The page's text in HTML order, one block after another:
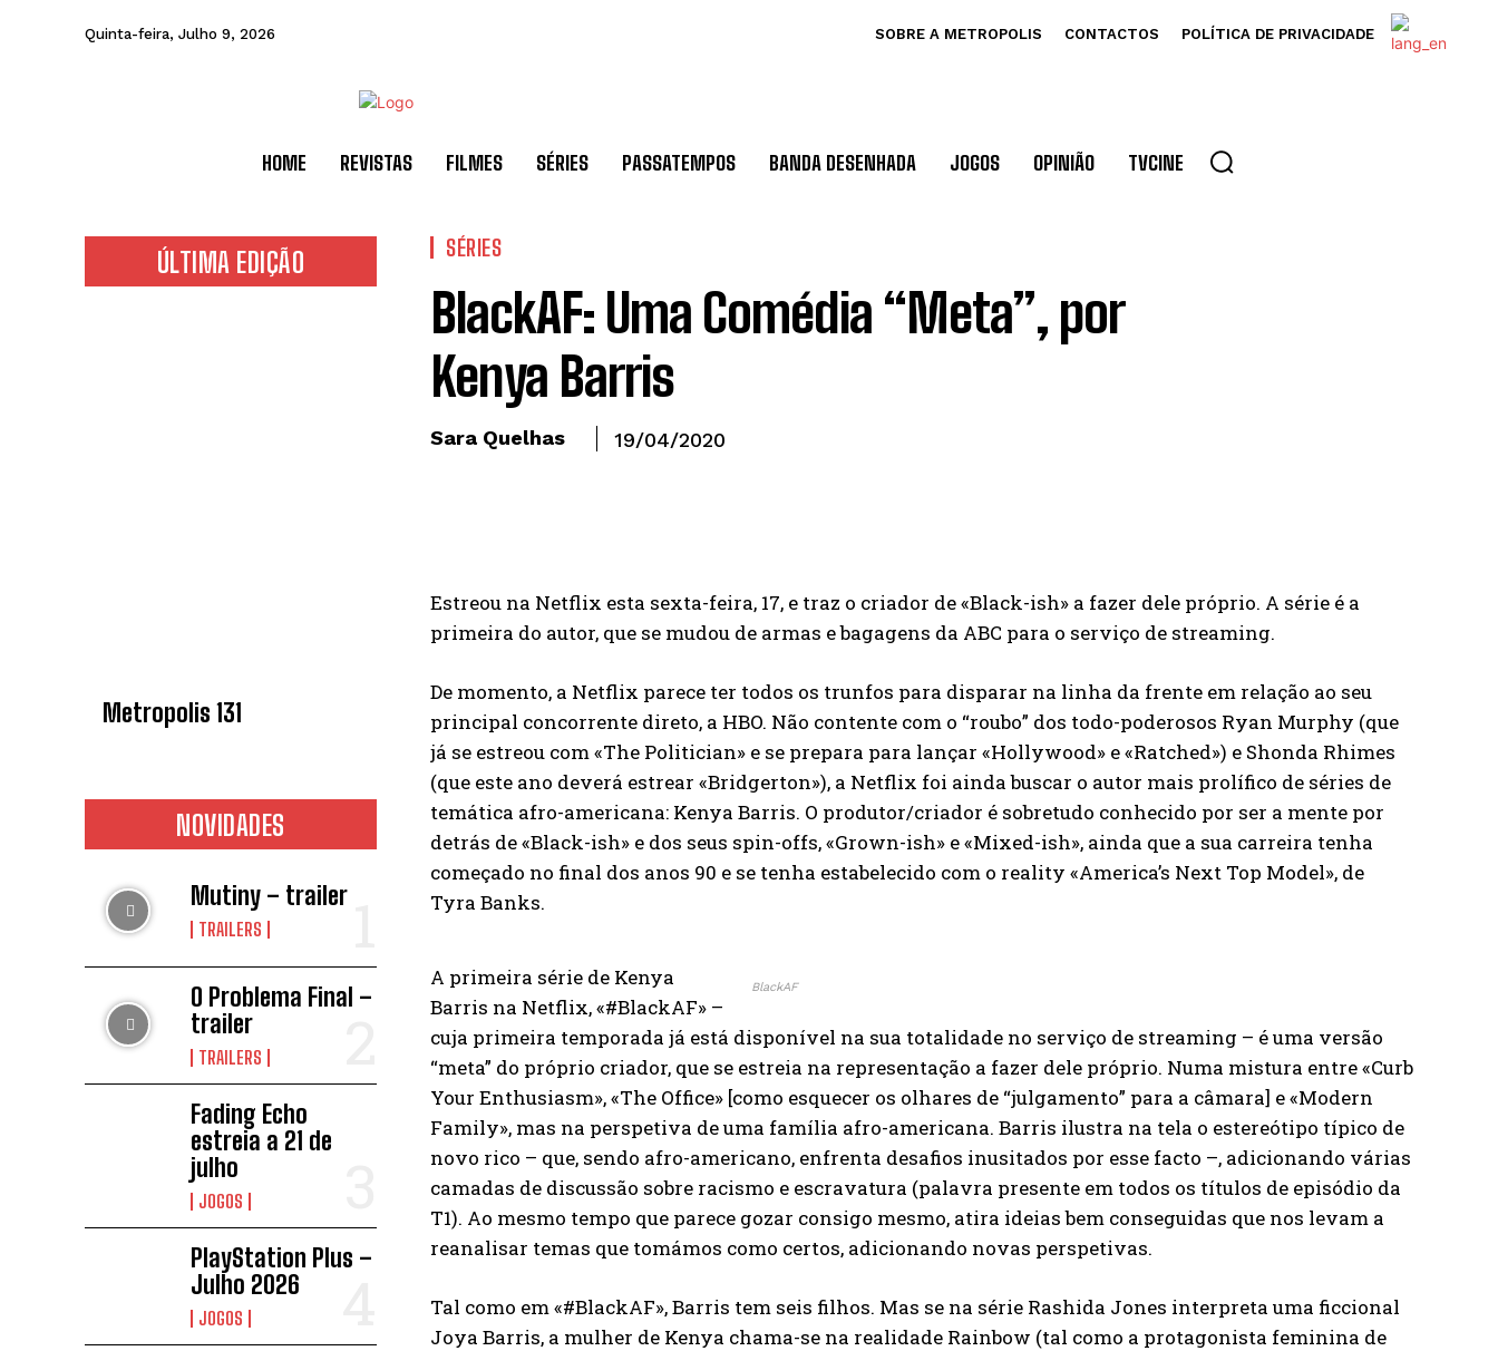
Quinta-feira, Julho 9, 2026 SOBRE A METROPOLIS CONTACTOS POLÍTICA DE PRIVACIDADE
HOME REVISTAS FILMES SÉRIES PASSATEMPOS BANDA DESENHADA JOGOS OPINIÃO TVCINE
ÚLTIMA EDIÇÃO
Metropolis 131
NOVIDADES
Mutiny – trailer
TRAILERS
O Problema Final –
trailer
TRAILERS
Fading Echo
estreia a 21 de
julho
JOGOS
PlayStation Plus –
Julho 2026
JOGOS
SÉRIES
BlackAF: Uma Comédia “Meta”, por
Kenya Barris
Sara Quelhas 19/04/2020
Estreou na Netflix esta sexta-feira, 17, e traz o criador de «Black-ish» a fazer dele próprio. A série é a
primeira do autor, que se mudou de armas e bagagens da ABC para o serviço de streaming.
De momento, a Netflix parece ter todos os trunfos para disparar na linha da frente em relação ao seu
principal concorrente direto, a HBO. Não contente com o “roubo” dos todo-poderosos Ryan Murphy (que
já se estreou com «The Politician» e se prepara para lançar «Hollywood» e «Ratched») e Shonda Rhimes
(que este ano deverá estrear «Bridgerton»), a Netflix foi ainda buscar o autor mais prolífico de séries de
temática afro-americana: Kenya Barris. O produtor/criador é sobretudo conhecido por ser a mente por
detrás de «Black-ish» e dos seus spin-offs, «Grown-ish» e «Mixed-ish», ainda que a sua carreira tenha
começado no final dos anos 90 e se tenha estabelecido com o reality «America’s Next Top Model», de
Tyra Banks.
BlackAF
A primeira série de Kenya
Barris na Netflix, «#BlackAF» –
cuja primeira temporada já está disponível na sua totalidade no serviço de streaming – é uma versão
“meta” do próprio criador, que se estreia na representação a fazer dele próprio. Numa mistura entre «Curb
Your Enthusiasm», «The Office» [como esquecer os olhares de “julgamento” para a câmara] e «Modern
Family», mas na perspetiva de uma família afro-americana. Barris ilustra na tela o estereótipo típico de
novo rico – que, sendo afro-americano, enfrenta desafios inusitados por esse facto –, adicionando várias
camadas de discussão sobre racismo e escravatura (palavra presente em todos os títulos de episódio da
T1). Ao mesmo tempo que parece gozar consigo mesmo, atira ideias bem conseguidas que nos levam a
reanalisar temas que tomámos como certos, adicionando novas perspetivas.
Tal como em «#BlackAF», Barris tem seis filhos. Mas se na série Rashida Jones interpreta uma ficcional
Joya Barris, a mulher de Kenya chama-se na realidade Rainbow (tal como a protagonista feminina de